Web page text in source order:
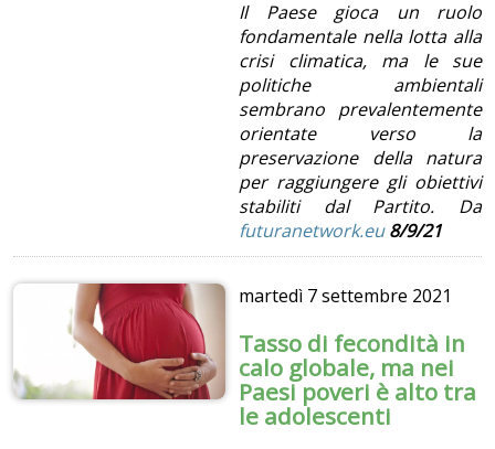
Il Paese gioca un ruolo
fondamentale nella lotta alla
crisi climatica, ma le sue
politiche ambientali
sembrano prevalentemente
orientate verso la
preservazione della natura
per raggiungere gli obiettivi
stabiliti dal Partito. Da
futuranetwork.eu 8/9/21
martedì 7 settembre 2021
Tasso di fecondità in
calo globale, ma nei
Paesi poveri è alto tra
le adolescenti